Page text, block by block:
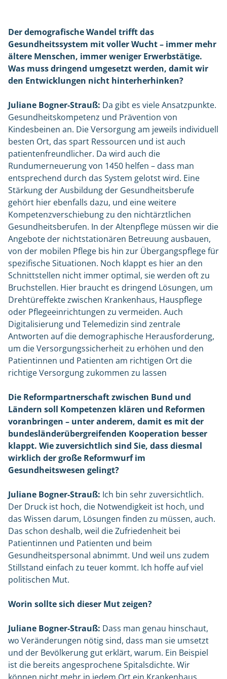
Der demografische Wandel trifft das
Gesundheitssystem mit voller Wucht – immer mehr
ältere Menschen, immer weniger Erwerbstätige.
Was muss dringend umgesetzt werden, damit wir
den Entwicklungen nicht hinterherhinken?
Juliane Bogner-Strauß: Da gibt es viele Ansatzpunkte.
Gesundheitskompetenz und Prävention von
Kindesbeinen an. Die Versorgung am jeweils individuell
besten Ort, das spart Ressourcen und ist auch
patientenfreundlicher. Da wird auch die
Rundumerneuerung von 1450 helfen – dass man
entsprechend durch das System gelotst wird. Eine
Stärkung der Ausbildung der Gesundheitsberufe
gehört hier ebenfalls dazu, und eine weitere
Kompetenzverschiebung zu den nichtärztlichen
Gesundheitsberufen. In der Altenpflege müssen wir die
Angebote der nichtstationären Betreuung ausbauen,
von der mobilen Pflege bis hin zur Übergangspflege für
spezifische Situationen. Noch klappt es hier an den
Schnittstellen nicht immer optimal, sie werden oft zu
Bruchstellen. Hier braucht es dringend Lösungen, um
Drehtüreffekte zwischen Krankenhaus, Hauspflege
oder Pflegeeinrichtungen zu vermeiden. Auch
Digitalisierung und Telemedizin sind zentrale
Antworten auf die demographische Herausforderung,
um die Versorgungssicherheit zu erhöhen und den
Patientinnen und Patienten am richtigen Ort die
richtige Versorgung zukommen zu lassen
Die Reformpartnerschaft zwischen Bund und
Ländern soll Kompetenzen klären und Reformen
voranbringen – unter anderem, damit es mit der
bundesländerübergreifenden Kooperation besser
klappt. Wie zuversichtlich sind Sie, dass diesmal
wirklich der große Reformwurf im
Gesundheitswesen gelingt?
Juliane Bogner-Strauß: Ich bin sehr zuversichtlich.
Der Druck ist hoch, die Notwendigkeit ist hoch, und
das Wissen darum, Lösungen finden zu müssen, auch.
Das schon deshalb, weil die Zufriedenheit bei
Patientinnen und Patienten und beim
Gesundheitspersonal abnimmt. Und weil uns zudem
Stillstand einfach zu teuer kommt. Ich hoffe auf viel
politischen Mut.
Worin sollte sich dieser Mut zeigen?
Juliane Bogner-Strauß: Dass man genau hinschaut,
wo Veränderungen nötig sind, dass man sie umsetzt
und der Bevölkerung gut erklärt, warum. Ein Beispiel
ist die bereits angesprochene Spitalsdichte. Wir